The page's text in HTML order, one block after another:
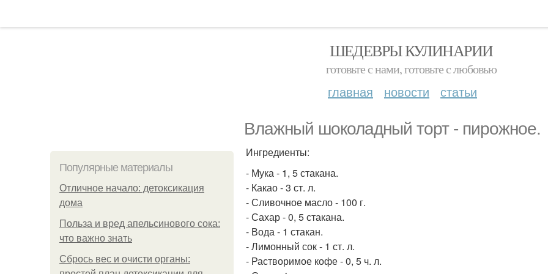
ШЕДЕВРЫ КУЛИНАРИИ
готовьте с нами, готовьте с любовью
главная новости статьи
Влажный шоколадный торт - пирожное.
Популярные материалы
Отличное начало: детоксикация
дома
Польза и вред апельсинового сока:
что важно знать
Сбрось вес и очисти органы:
Ингредиенты:
- Мука - 1, 5 стакана.
- Какао - 3 ст. л.
- Сливочное масло - 100 г.
- Сахар - 0, 5 стакана.
- Вода - 1 стакан.
- Лимонный сок - 1 ст. л.
- Растворимое кофе - 0, 5 ч. л.